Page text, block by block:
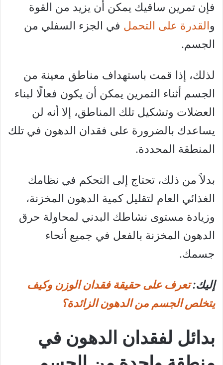
فإن تمرين ساقيك يمكن أن يزيد من القوة
والقدرة على التحمل في الجزء السفلي من
الجسم.
لذلك، إذا قمت باستهداف مناطق معينة من
الجسم أثناء التمرين يمكن أن يكون فعالًا لبناء
العضلات وتشكيل تلك المناطق، إلا أنه لن
يساعدك بالضرورة على فقدان الدهون في تلك
المنطقة المحددة.
بدلاً من ذلك، تحتاج إلى التحكم في نظامك
الغذائي العام لتقليل كمية الدهون المخزنة،
وزيادة مستوى نشاطك البدني لمحاولة حرق
الدهون المخزنة بالفعل في جميع أنحاء
جسمك.
إليك:تعرف على حقيقة فقدان الوزن وكيف
يتخلص الجسم من الدهون الزائدة؟
بدائل لفقدان الدهون في